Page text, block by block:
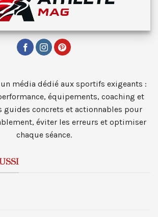
média dédié aux sportifs exigeants :
équipements, coaching et
guides concrets et actionnables pour
éviter les erreurs et optimiser
chaque séance.